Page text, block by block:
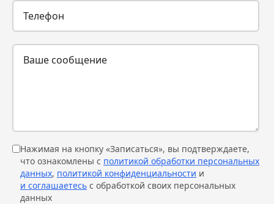
Нажимая на кнопку «Записаться», вы подтверждаете,
что ознакомлены с политикой обработки персональных
данных, политикой конфиденциальности и
и соглашаетесь с обработкой своих персональных
данных